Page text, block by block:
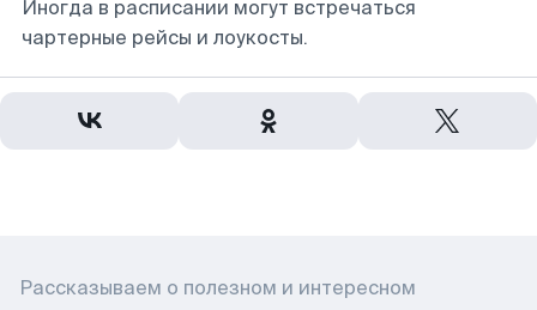
Иногда в расписании могут встречаться
чартерные рейсы и лоукосты.
Рассказываем о полезном и интересном